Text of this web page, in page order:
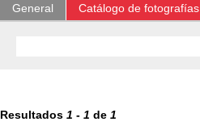
General Catálogo de fotografías
Resultados 1 - 1 de 1